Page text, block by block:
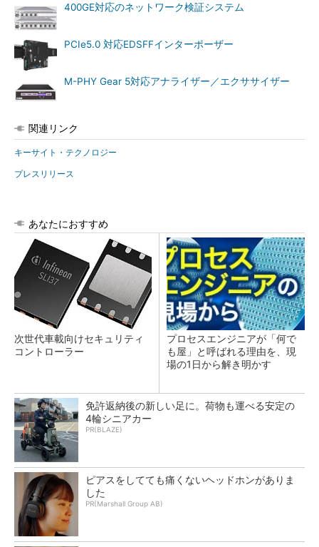
400GE対応のネットワーク検証システム
PCIe5.0 対応EDSFFインターポーザー
M-PHY Gear 5対応アナライザー／エクササイザー
関連リンク
キーサイト・テクノロジー
プレスリリース
あなたにおすすめ
次世代車載向けセキュリティ
コントローラー
プロセスエンジニアが「何で
も屋」と呼ばれる理由を、現
場の1日から解き明かす
免許返納後の新しい足に。荷物も運べる安定の
4輪シニアカー
PR(BLAZE)
ピアスをしてても痛くないヘッドホンがありま
した
PR(Marshall Group AB)